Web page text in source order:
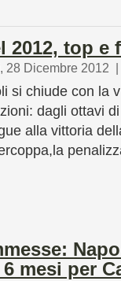
2012, top e
28 Dicembre 2012 |
si chiude con la
dagli ottavi
alla vittoria
mesi per